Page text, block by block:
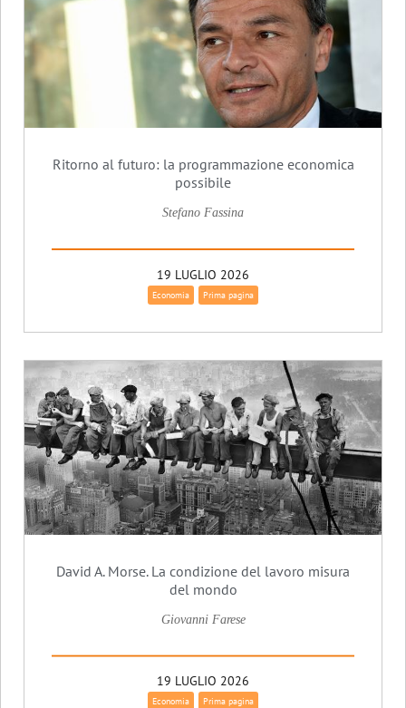
Ritorno al futuro: la programmazione economica
possibile
Stefano Fassina
19 LUGLIO 2026
Economia Prima pagina
David A. Morse. La condizione del lavoro misura
del mondo
Giovanni Farese
19 LUGLIO 2026
Economia Prima pagina